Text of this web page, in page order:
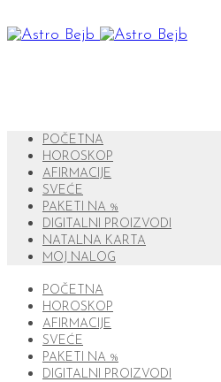
POČETNA
HOROSKOP
AFIRMACIJE
SVEĆE
PAKETI NA %
DIGITALNI PROIZVODI
NATALNA KARTA
MOJ NALOG
POČETNA
HOROSKOP
AFIRMACIJE
SVEĆE
PAKETI NA %
DIGITALNI PROIZVODI